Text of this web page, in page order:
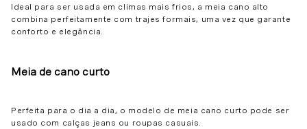
Ideal para ser usada em climas mais frios, a meia cano alto
combina perfeitamente com trajes formais, uma vez que garante
conforto e elegância.
Meia de cano curto
Perfeita para o dia a dia, o modelo de meia cano curto pode ser
usado com calças jeans ou roupas casuais.